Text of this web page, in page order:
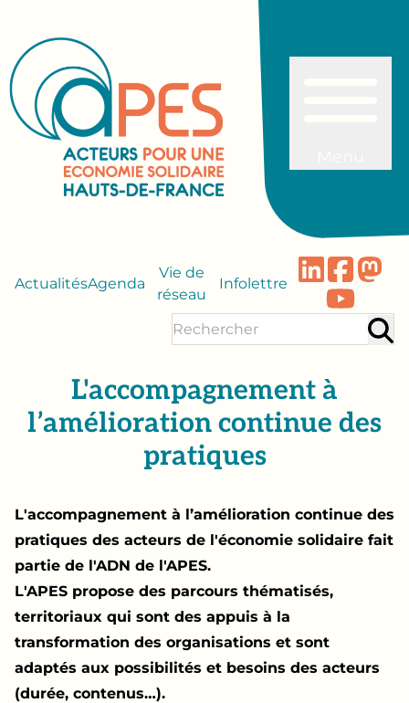
ActualitésAgenda
Vie de
réseau
Infolettre
L'accompagnement à
l’amélioration continue des
pratiques
L'accompagnement à l’amélioration continue des
pratiques des acteurs de l'économie solidaire fait
partie de l'ADN de l'APES.
L'APES propose des parcours thématisés,
territoriaux qui sont des appuis à la
transformation des organisations et sont
adaptés aux possibilités et besoins des acteurs
(durée, contenus…).